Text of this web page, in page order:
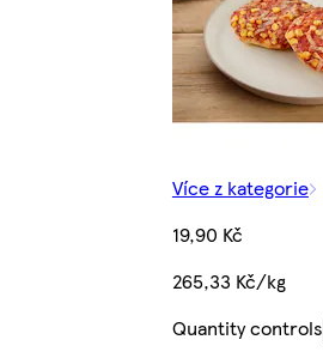
Více z kategorie
19,90 Kč
265,33 Kč/kg
Quantity controls